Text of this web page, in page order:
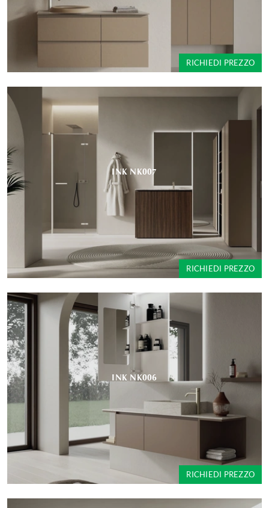
RICHIEDI PREZZO
INK NK007
RICHIEDI PREZZO
INK NK006
RICHIEDI PREZZO